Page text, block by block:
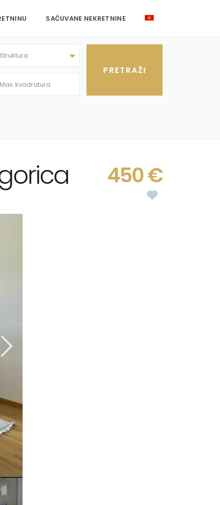
SAČUVANE NEKRETNINE
Struktura
450 €